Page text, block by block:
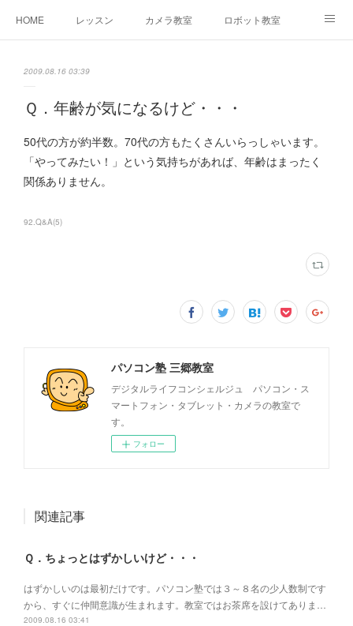
HOME レッスン カメラ教室 ロボット教室
2009.08.16 03:39
Ｑ．年齢が気になるけど・・・
50代の方が約半数。70代の方もたくさんいらっしゃいます。
「やってみたい！」という気持ちがあれば、年齢はまったく
関係ありません。
92.Q&A(5)
パソコン塾 三郷教室
デジタルライフコンシェルジュ パソコン・ス
マートフォン・タブレット・カメラの教室で
す。
フォロー
関連記事
Ｑ．ちょっとはずかしいけど・・・
はずかしいのは最初だけです。パソコン塾では３～８名の少人数制です
から、すぐに仲間意識が生まれます。教室ではお茶席を設けてありま…
2009.08.16 03:41